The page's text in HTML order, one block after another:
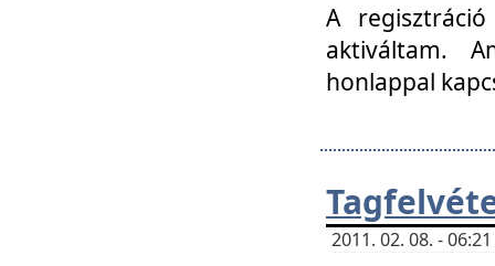
A
aktiváltam.
honlappal
2011. 02. 08. -